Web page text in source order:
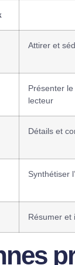
Attirer et
Présenter
lecteur
Détails et
Synthétiser
Résumer et